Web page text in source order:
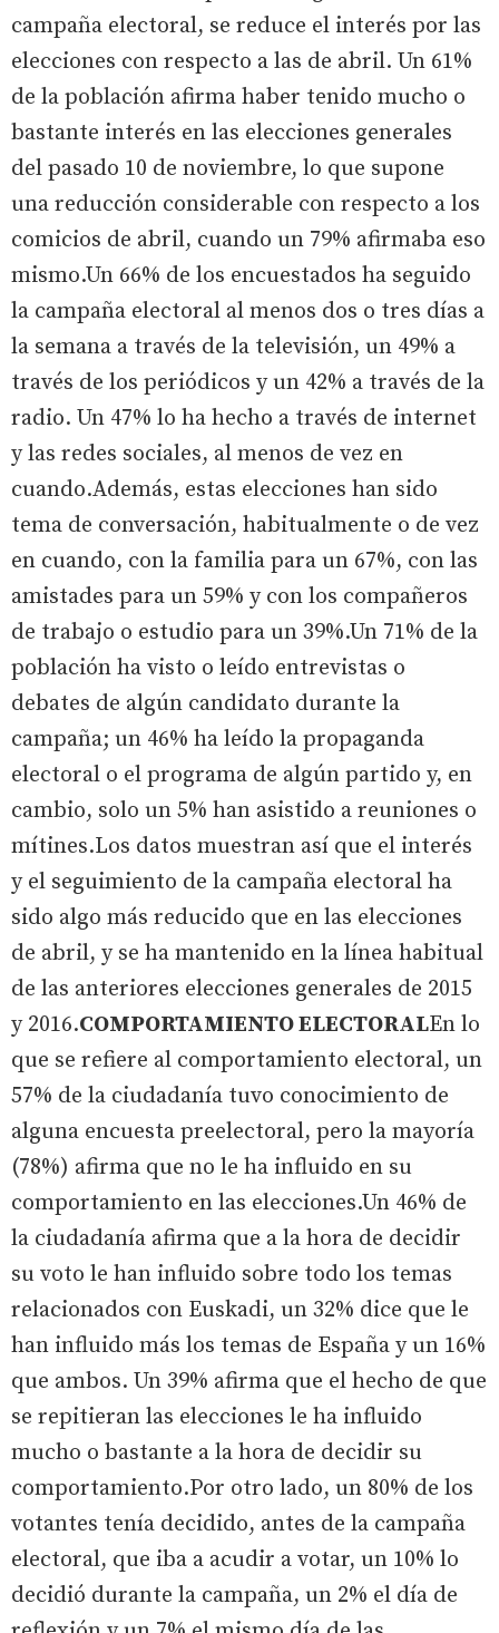
campaña electoral, se reduce el interés por las
elecciones con respecto a las de abril. Un 61%
de la población afirma haber tenido mucho o
bastante interés en las elecciones generales
del pasado 10 de noviembre, lo que supone
una reducción considerable con respecto a los
comicios de abril, cuando un 79% afirmaba eso
mismo.Un 66% de los encuestados ha seguido
la campaña electoral al menos dos o tres días a
la semana a través de la televisión, un 49% a
través de los periódicos y un 42% a través de la
radio. Un 47% lo ha hecho a través de internet
y las redes sociales, al menos de vez en
cuando.Además, estas elecciones han sido
tema de conversación, habitualmente o de vez
en cuando, con la familia para un 67%, con las
amistades para un 59% y con los compañeros
de trabajo o estudio para un 39%.Un 71% de la
población ha visto o leído entrevistas o
debates de algún candidato durante la
campaña; un 46% ha leído la propaganda
electoral o el programa de algún partido y, en
cambio, solo un 5% han asistido a reuniones o
mítines.Los datos muestran así que el interés
y el seguimiento de la campaña electoral ha
sido algo más reducido que en las elecciones
de abril, y se ha mantenido en la línea habitual
de las anteriores elecciones generales de 2015
y 2016.COMPORTAMIENTO ELECTORALEn lo
que se refiere al comportamiento electoral, un
57% de la ciudadanía tuvo conocimiento de
alguna encuesta preelectoral, pero la mayoría
(78%) afirma que no le ha influido en su
comportamiento en las elecciones.Un 46% de
la ciudadanía afirma que a la hora de decidir
su voto le han influido sobre todo los temas
relacionados con Euskadi, un 32% dice que le
han influido más los temas de España y un 16%
que ambos. Un 39% afirma que el hecho de que
se repitieran las elecciones le ha influido
mucho o bastante a la hora de decidir su
comportamiento.Por otro lado, un 80% de los
votantes tenía decidido, antes de la campaña
electoral, que iba a acudir a votar, un 10% lo
decidió durante la campaña, un 2% el día de